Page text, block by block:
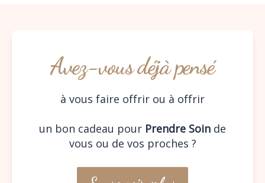
Avez-vous déjà pensé
à vous faire offrir ou à offrir
un bon cadeau pour Prendre Soin de
vous ou de vos proches ?